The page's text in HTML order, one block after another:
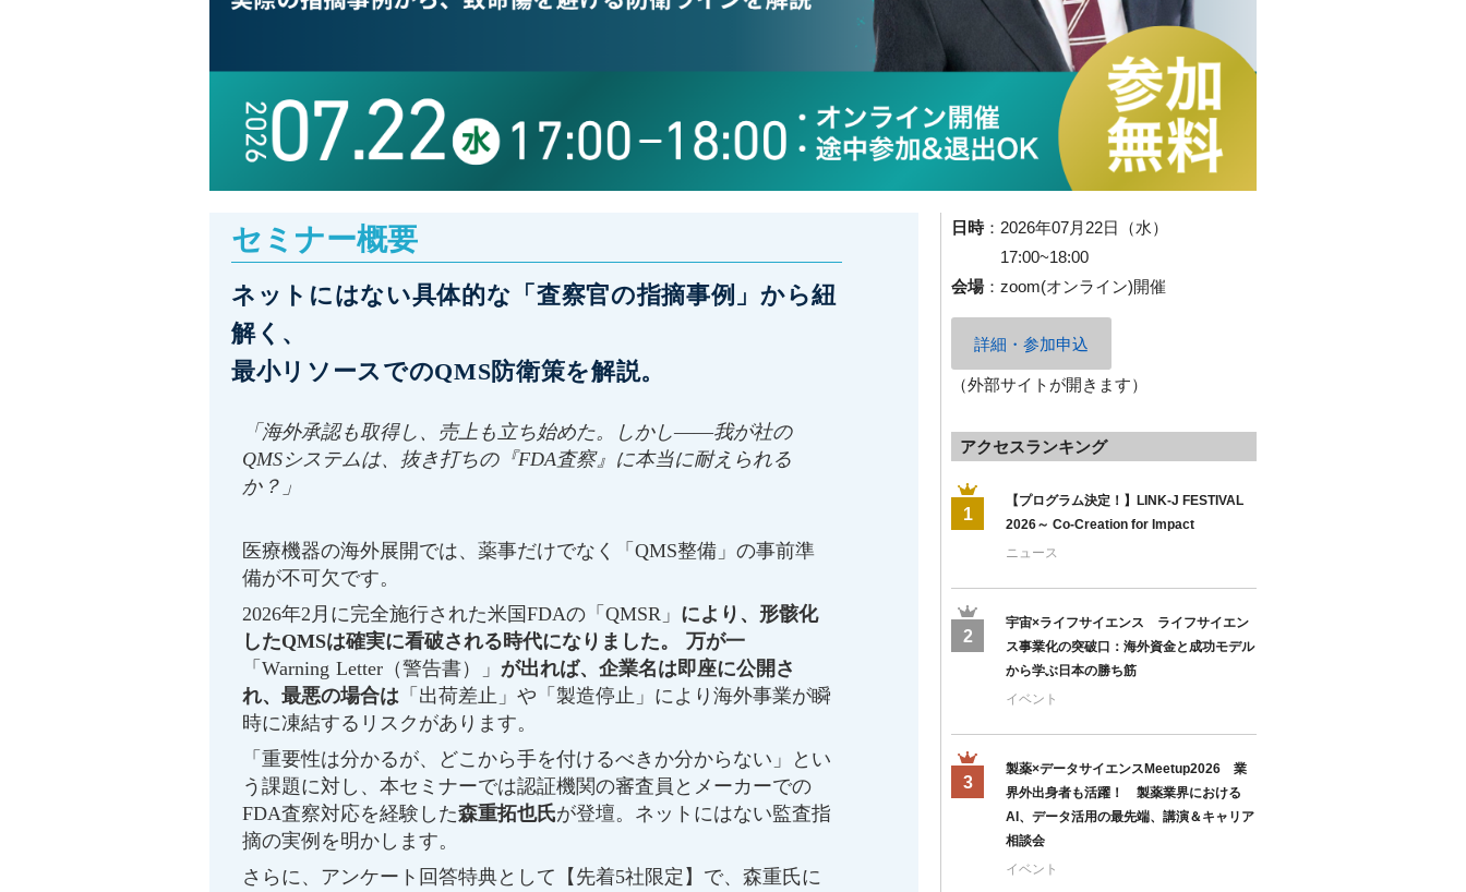
セミナー概要
ネットにはない具体的な「査察官の指摘事例」から紐
解く、
最小リソースでのQMS防衛策を解説。
「海外承認も取得し、売上も立ち始めた。しかし――我が社の
QMSシステムは、抜き打ちの『FDA査察』に本当に耐えられる
か？」
医療機器の海外展開では、薬事だけでなく「QMS整備」の事前準
備が不可欠です。
2026年2月に完全施行された米国FDAの「QMSR」 により、形骸化
したQMSは確実に看破される時代になりました。 万が一
「Warning Letter（警告書）」 が出れば、企業名は即座に公開さ
れ、最悪の場合は 「出荷差止」や「製造停止」により海外事業が瞬
時に凍結するリスクがあります。
「重要性は分かるが、どこから手を付けるべきか分からない」とい
う課題に対し、本セミナーでは認証機関の審査員とメーカーでの
FDA査察対応を経験した森重拓也氏が登壇。ネットにはない監査指
摘の実例を明かします。
さらに、アンケート回答特典として【先着5社限定】で、森重氏に
日時： 2026年07月22日（水）
17:00~18:00
会場： zoom(オンライン)開催
詳細・参加申込
（外部サイトが開きます）
アクセスランキング
1
【プログラム決定！】LINK-J FESTIVAL
2026～ Co-Creation for Impact
ニュース
2
宇宙×ライフサイエンス ライフサイエン
ス事業化の突破口：海外資金と成功モデル
から学ぶ日本の勝ち筋
イベント
3
製薬×データサイエンスMeetup2026 業
界外出身者も活躍！ 製薬業界における
AI、データ活用の最先端、講演＆キャリア
相談会
イベント